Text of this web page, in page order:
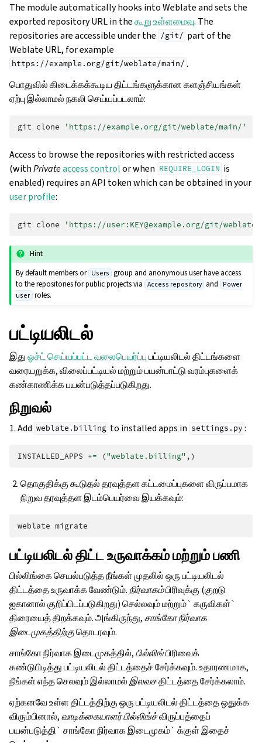
navigation of உள்ளமைவு வழிமுறைகள்
The module automatically hooks into Weblate and sets the
exported repository URL in theகூறு உள்ளமைவு. The
repositories are accessible under the /git/ part of the
Weblate URL, for example
https://example.org/git/weblate/main/ .
பொதுவில் கிடைக்கக்கூடிய திட்டங்களுக்கான களஞ்சியங்கள்
ஏற்பு இல்லாமல் நகலி செய்யப்படலாம்:
git clone 'https://example.org/git/weblate/main/'
Access to browse the repositories with restricted access
(withPrivateaccess controlor when REQUIRE_LOGIN is
enabled) requires an API token which can be obtained in your
user profile:
git clone 'https://user:KEY@example.org/git/
Hint
By default members or Users group and anonymous user have access
to the repositories for public projects via Access repository and Power
user roles.
பட்டியலிடல்
இதுஓச்ட் செய்யப்பட்ட வலைபெயர்ப்புபட்டியலிடல் திட்டங்களை
வரையறுக்க, விலைப்பட்டியல் மற்றும் பயன்பாட்டு வரம்புகளைக்
கண்காணிக்க பயன்படுத்தப்படுகிறது.
நிறுவல்
1. Add weblate.billing to installed apps in settings.py :
INSTALLED_APPS += ("weblate.billing" ,)
தொகுதிக்கு கூடுதல் தரவுத்தள கட்டமைப்புகளை விருப்பமாக
நிறுவ தரவுத்தள இடம்பெயர்வை இயக்கவும்:
weblate
பட்டியலிடல் திட்ட உருவாக்கம் மற்றும் பணி
பில்லிங்கை செயல்படுத்த நீங்கள் முதலில் ஒரு பட்டியலிடல்
திட்டத்தை உருவாக்க வேண்டும். நிர்வாகம்பிரிவுக்கு (குறடு
ஐகானால் குறிப்பிடப்படுகிறது) செல்லவும் மற்றும்` கருவிகள்`
திரையைத் திறக்கவும். அங்கிருந்து,சாங்கோ நிர்வாக
இடைமுகத்திற்குதொடரவும்.
சாங்கோ நிர்வாக இடைமுகத்தில்,பில்லிங்பிரிவைக்
கண்டுபிடித்து பட்டியலிடல் திட்டத்தைச் சேர்க்கவும். உதாரணமாக,
நீங்கள் எந்த செலவும் இல்லாமல்இலவசதிட்டத்தை சேர்க்கலாம்.
ஏற்கனவே உள்ள திட்டத்திற்கு ஒரு பட்டியலிடல் திட்டத்தை ஒதுக்க
விரும்பினால்,வாடிக்கையாளர் பில்லிங்ச்விருப்பத்தைப்
பயன்படுத்தி` சாங்கோ நிர்வாக இடைமுகம்` க்குள் இதைச்